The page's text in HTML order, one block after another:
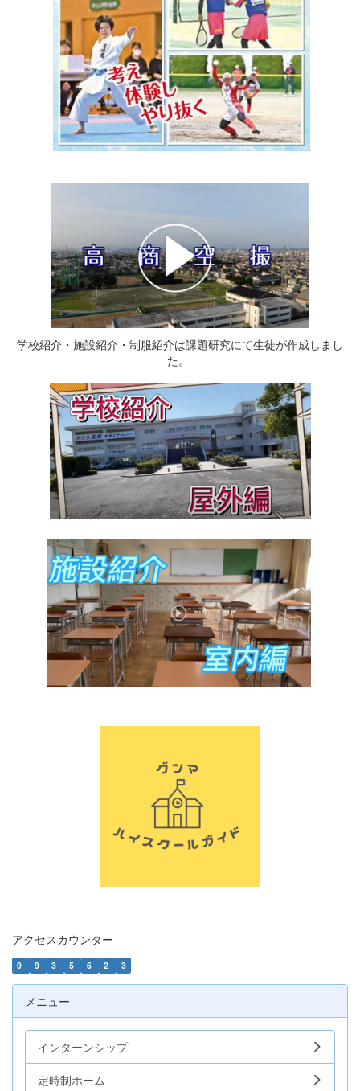
学校紹介・施設紹介・制服紹介は課題研究にて生徒が作成しまし
た。
アクセスカウンター
9 9 3 5 6 2 3
メニュー
インターンシップ
定時制ホーム